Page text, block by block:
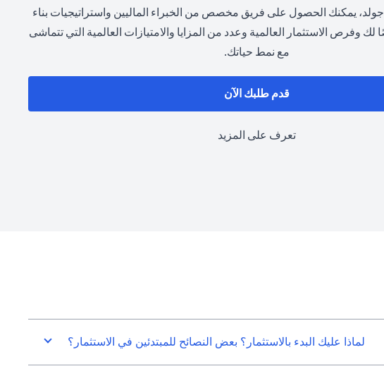
يمكنك الحصول على فريق مخصص من الخبراء الماليين واستراتيجيات بناء
وفرص الاستثمار العالمية وعدد من المزايا والامتيازات العالمية التي تتماشى
مع نمط حياتك.
قدم طلبك الآن
تعرف على المزيد
لماذا عليك البدء بالاستثمار؟ بعض النصائح للمبتدئين في الاستثمار؟